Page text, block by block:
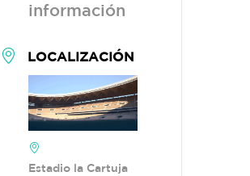
información
LOCALIZACIÓN
Estadio la Cartuja